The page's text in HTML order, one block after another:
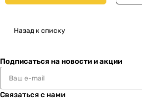
Назад к списку
Подписаться на новости и акции
Связаться с нами